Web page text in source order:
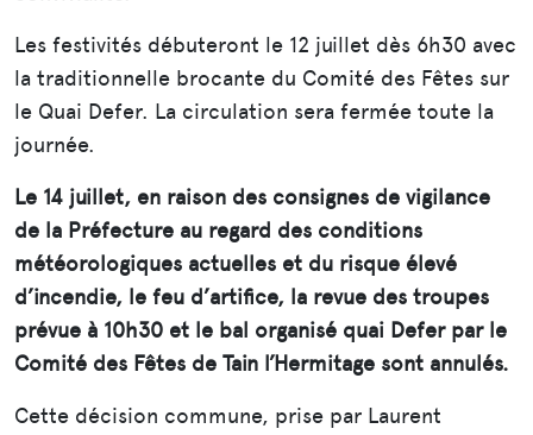
Les festivités débuteront le 12 juillet dès 6h30 avec
la traditionnelle brocante du Comité des Fêtes sur
le Quai Defer. La circulation sera fermée toute la
journée.
Le 14 juillet, en raison des consignes de vigilance
de la Préfecture au regard des conditions
météorologiques actuelles et du risque élevé
d’incendie, le feu d’artifice, la revue des troupes
prévue à 10h30 et le bal organisé quai Defer par le
Comité des Fêtes de Tain l’Hermitage sont annulés.
Cette décision commune, prise par Laurent